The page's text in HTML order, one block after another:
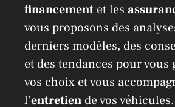
financement et les
vous proposons des
derniers modèles, des
et des tendances pour vous
vos choix et vous
l’entretien de vos